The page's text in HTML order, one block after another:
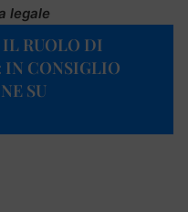
legale
IL RUOLO DI
IN CONSIGLIO
SU